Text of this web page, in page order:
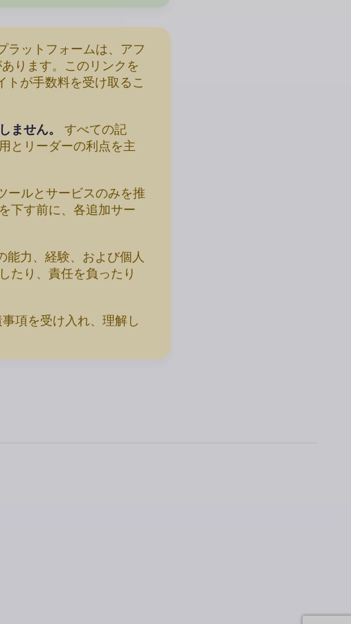
ラットフォームは、アフ
ります。このリンクを
トが手数料を受け取るこ
ません。
すべての記
とリーダーの利点を主
ールとサービスのみを推
下す前に、各追加サー
能力、経験、および個人
たり、責任を負ったり
項を受け入れ、理解し